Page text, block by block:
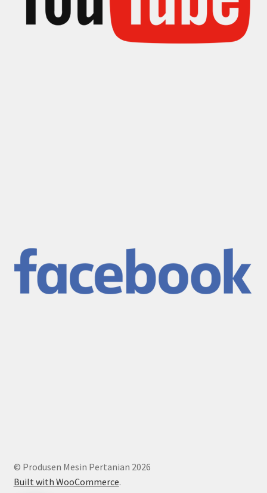
© Produsen Mesin Pertanian 2026
Built with WooCommerce.